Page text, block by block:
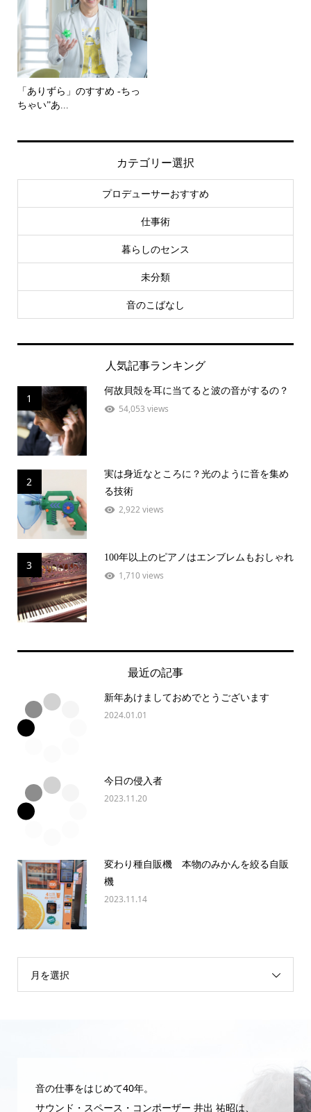
「ありずら」のすすめ -ちっ
ちゃい”あ...
カテゴリー選択
プロデューサーおすすめ
仕事術
暮らしのセンス
未分類
音のこばなし
人気記事ランキング
1
何故貝殻を耳に当てると波の音がするの？
54,053 views
2
実は身近なところに？光のように音を集め
る技術
2,922 views
3
100年以上のピアノはエンブレムもおしゃれ
1,710 views
最近の記事
新年あけましておめでとうございます
2024.01.01
今日の侵入者
2023.11.20
変わり種自販機 本物のみかんを絞る自販
機
2023.11.14
月を選択
音の仕事をはじめて40年。
サウンド・スペース・コンポーザー 井出 祐昭は、